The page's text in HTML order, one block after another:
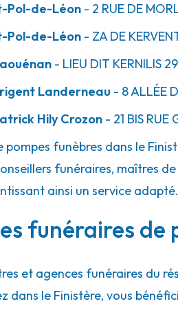
Léon -
Léon -
Pol-de-Léon - 2 RUE DE
Pol-de-Léon - ZA DE
- LIEU DIT KERNILIS
Landerneau - 8 ALLÉE
Hily Crozon - 21 BIS RUE
funèbres dans le
funéraires, maîtres
ainsi un service adapté.
funéraires de
et agences funéraires du
dans le Finistère, vous